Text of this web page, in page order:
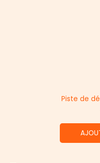
Piste de